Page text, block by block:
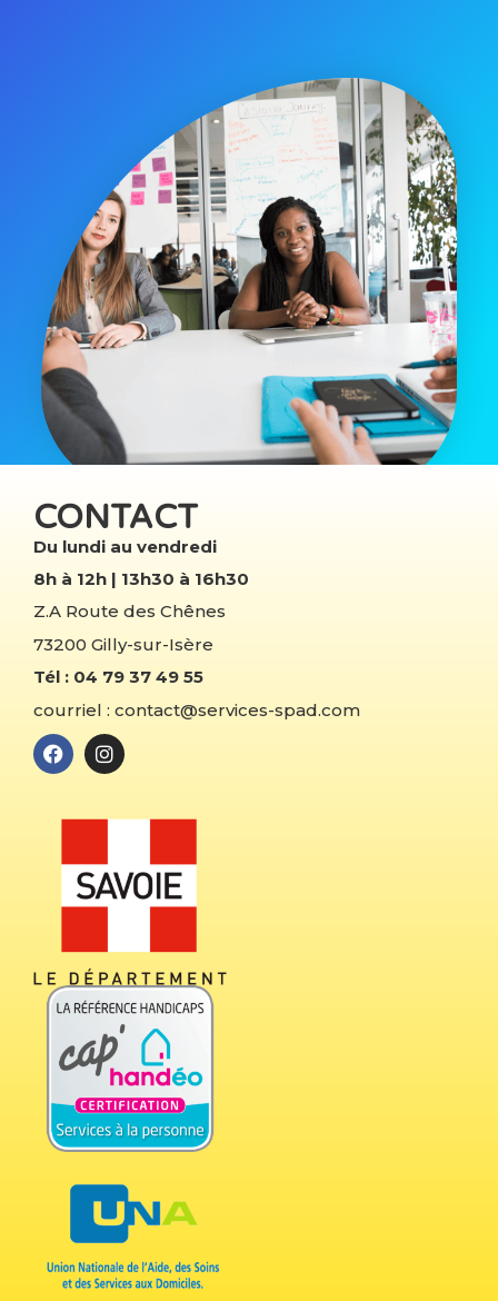
CONTACT
Du lundi au vendredi
8h à 12h | 13h30 à 16h30
Z.A Route des Chênes
73200 Gilly-sur-Isère
Tél : 04 79 37 49 55
courriel : contact@services-spad.com